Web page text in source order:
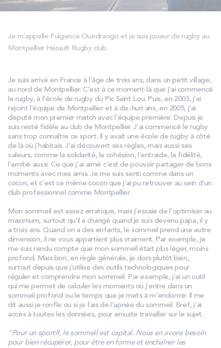
Technologie bultex
Storelocator
ContactMon compte
Je m’appelle Fulgence Ouedraogo et je suis joueur de rugby au
Montpellier Hérault Rugby club.
Je suis arrivé en France à l’âge de trois ans, dans un petit village,
au nord de Montpellier. C’est à ce moment-là que j’ai commencé
le rugby, à l’école de rugby du Pic Saint Lou. Puis, en 2003, j’ai
rejoint l’équipe de Montpellier et à dix-huit ans, en 2005, j’ai
disputé mon premier match avec l’équipe première. Depuis je
suis resté fidèle au club de Montpellier. J’ai commencé le rugby
sans trop connaître ce sport. Il y avait une école de rugby à côté
de là où j’habitais. J’ai découvert ses règles, mais aussi ses
valeurs, comme la solidarité, la cohésion, l’entraide, la fidélité,
l’amitié aussi. Ce que j’ai aimé c’est de pouvoir partager de bons
moments avec mes amis. Je me suis senti comme dans un
cocon, et c’est ce même cocon que j’ai pu retrouver au sein d’un
club professionnel comme Montpellier.
Mon sommeil est assez erratique, mais j’essaie de l’optimiser au
maximum, surtout qu’il a changé quand je suis devenu papa, il y
a trois ans. Quand on a des enfants, le sommeil prend une autre
dimension, il ne vous appartient plus vraiment. Par exemple, je
me suis rendu compte que mon sommeil était plus léger, moins
profond. Mais bon, en règle générale, je dors plutôt bien,
surtout depuis que j’utilise des outils technologiques pour
réguler et comprendre mon sommeil. Par exemple, j’ai un outil
qui me permet de calculer les moments où j’entre dans un
sommeil profond ou le temps que je mets à m’endormir. Il me
dit aussi je ronfle ou si je fais de l’apnée du sommeil. Bref, j’ai
accès à toutes les données, pour ensuite travailler sur le sujet.
"Pour un sportif, le sommeil est capital. Nous en avons besoin
pour bien récupérer, pour être en forme et enchaîner les